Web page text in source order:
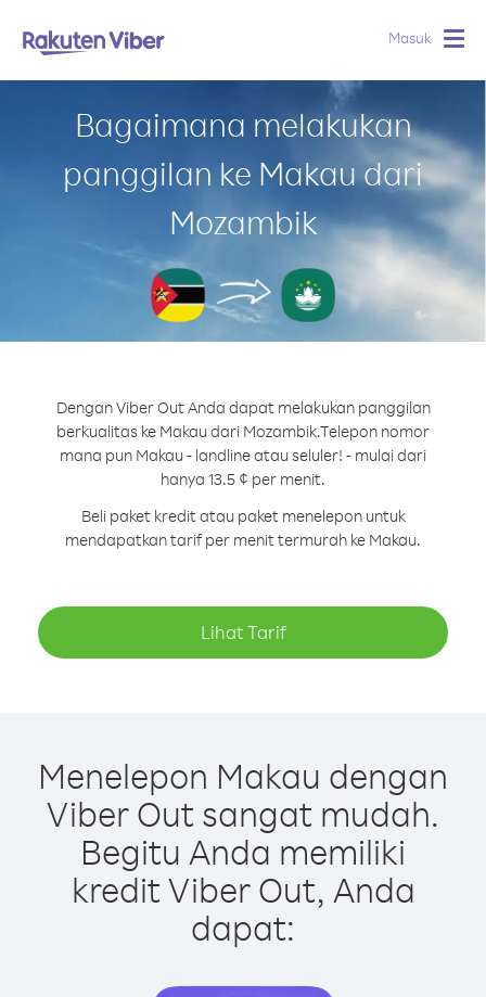
Masuk
Bagaimana melakukan
panggilan ke Makau dari
Mozambik
Dengan Viber Out Anda dapat melakukan panggilan
berkualitas ke Makau dari Mozambik.Telepon nomor
mana pun Makau - landline atau seluler! - mulai dari
hanya 13.5 ¢ per menit.
Beli paket kredit atau paket menelepon untuk
mendapatkan tarif per menit termurah ke Makau.
Lihat Tarif
Menelepon Makau dengan
Viber Out sangat mudah.
Begitu Anda memiliki
kredit Viber Out, Anda
dapat: